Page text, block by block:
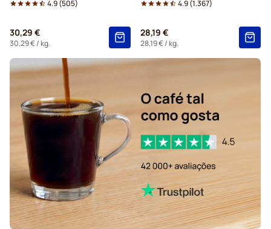
4.9(505)
30,29 €
30,29 €/ kg.
4.9(1.367)
28,19 €
28,19 €/ kg.